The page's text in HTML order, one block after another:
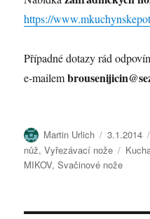
https://
Případné dotazy rád
e-mailem
Autor:
Martin Urlich 3.1.2014
nůž,Vyřezávací nože
MIKOV,Svačinové nože